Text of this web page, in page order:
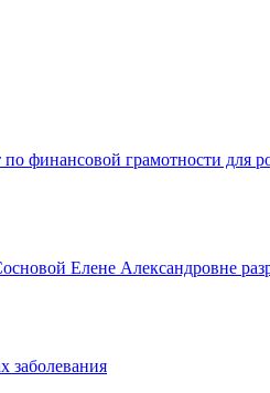
финансовой грамотности для
Елене Александровне
заболевания